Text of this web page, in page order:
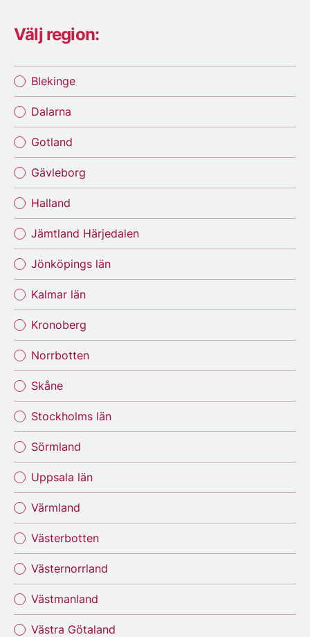
Välj region:
Blekinge
Dalarna
Gotland
Gävleborg
Halland
Jämtland Härjedalen
Jönköpings län
Kalmar län
Kronoberg
Norrbotten
Skåne
Stockholms län
Sörmland
Uppsala län
Värmland
Västerbotten
Västernorrland
Västmanland
Västra Götaland